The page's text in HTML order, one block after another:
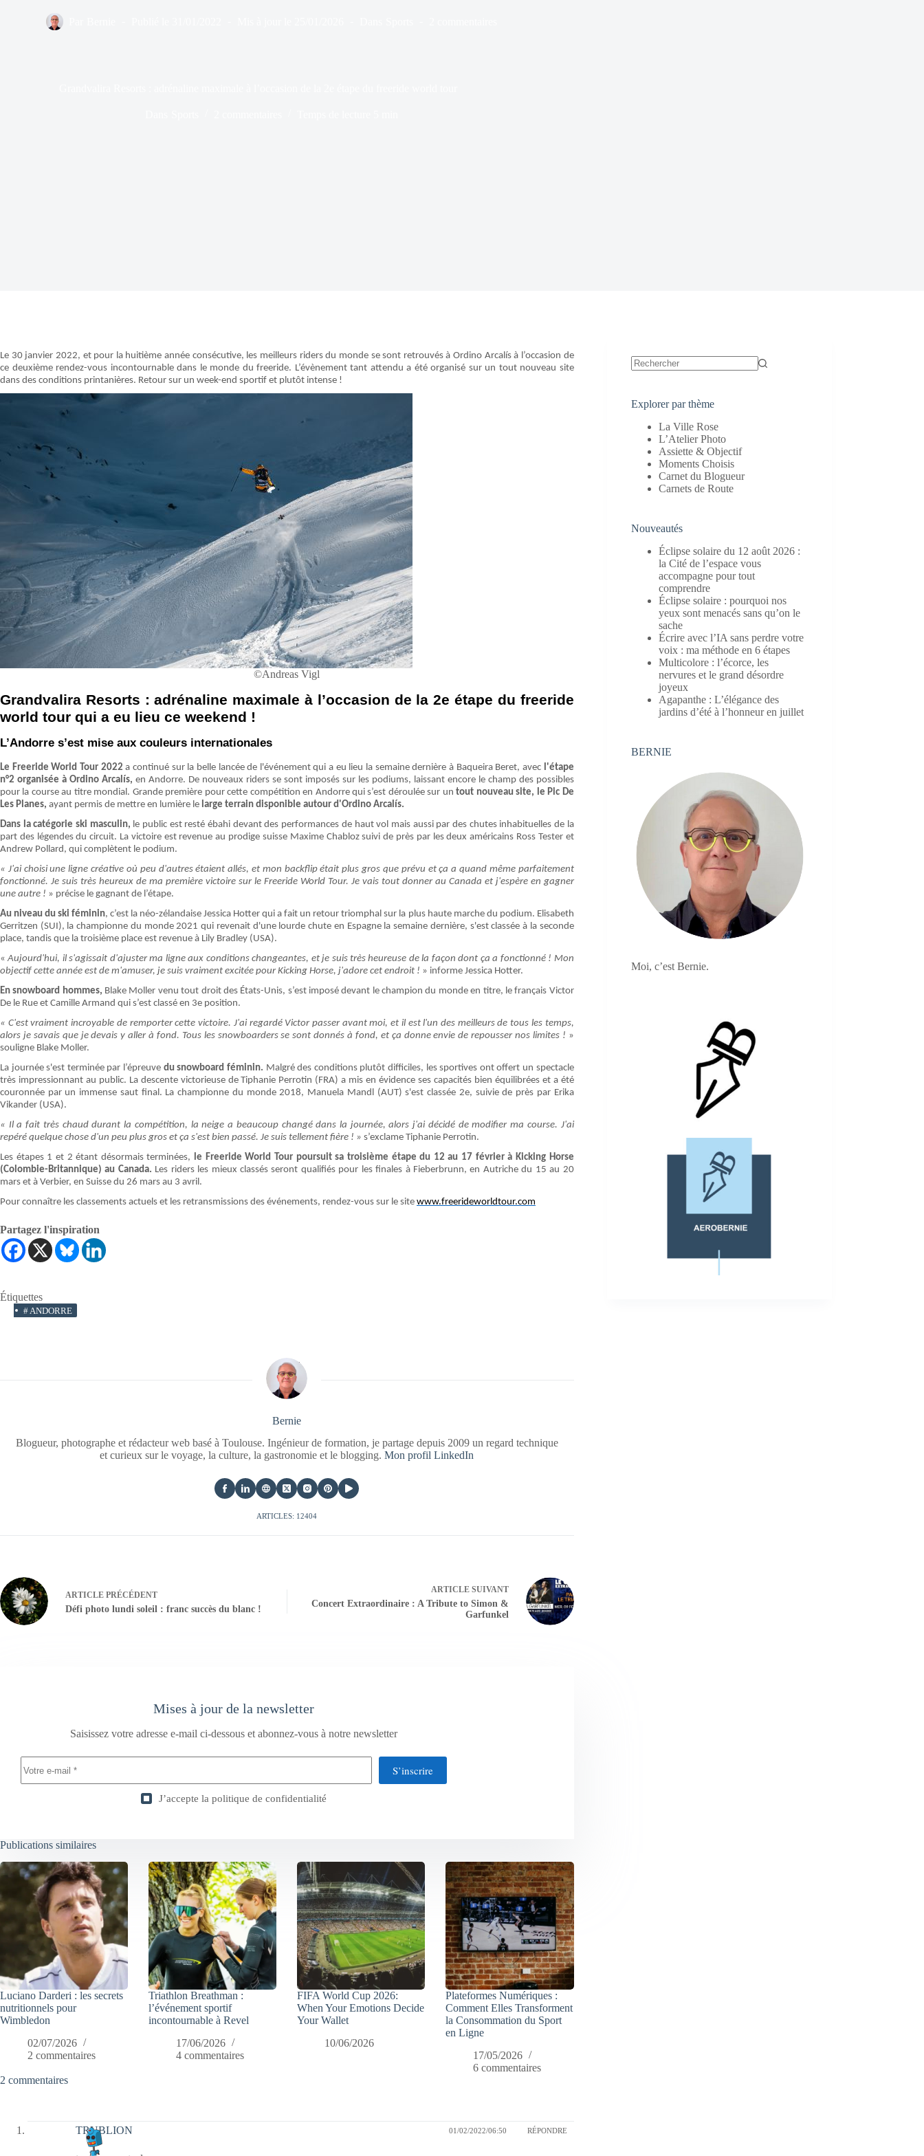
Le 30 janvier 2022, et pour la huitième année consécutive, les meilleurs riders du monde se sont retrouvés à Ordino Arcalís à l’occasion de
ce deuxième rendez-vous incontournable dans le monde du freeride. L’évènement tant attendu a été organisé sur un tout nouveau site
dans des conditions printanières. Retour sur un week-end sportif et plutôt intense !
©Andreas Vigl
Grandvalira Resorts : adrénaline maximale à l’occasion de la 2e étape du freeride
world tour qui a eu lieu ce weekend !
L’Andorre s’est mise aux couleurs internationales
Le Freeride World Tour 2022a continué sur la belle lancée de l'événement qui a eu lieu la semaine dernière à Baqueira Beret, avec l'étape
n°2 organisée à Ordino Arcalís, en Andorre. De nouveaux riders se sont imposés sur les podiums, laissant encore le champ des possibles
pour la course au titre mondial. Grande première pour cette compétition en Andorre qui s’est déroulée sur untout nouveau site, le Pic De
Les Planes, ayant permis de mettre en lumière le large terrain disponible autour d'Ordino Arcalís.
Dans la catégorie ski masculin, le public est resté ébahi devant des performances de haut vol mais aussi par des chutes inhabituelles de la
part des légendes du circuit. La victoire est revenue au prodige suisse Maxime Chabloz suivi de près par les deux américains Ross Tester et
Andrew Pollard, qui complètent le podium.
« J'ai choisi une ligne créative où peu d'autres étaient allés, et mon backflip était plus gros que prévu et ça a quand même parfaitement
fonctionné. Je suis très heureux de ma première victoire sur le Freeride World Tour. Je vais tout donner au Canada et j'espère en gagner
une autre ! » précise le gagnant de l’étape.
Au niveau du ski féminin, c’est la néo-zélandaise Jessica Hotter qui a fait un retour triomphal sur la plus haute marche du podium. Elisabeth
Gerritzen (SUI), la championne du monde 2021 qui revenait d'une lourde chute en Espagne la semaine dernière, s'est classée à la seconde
place, tandis que la troisième place est revenue à Lily Bradley (USA).
«Aujourd'hui, il s'agissait d'ajuster ma ligne aux conditions changeantes, et je suis très heureuse de la façon dont ça a fonctionné ! Mon
objectif cette année est de m'amuser, je suis vraiment excitée pour Kicking Horse, j'adore cet endroit ! » informe Jessica Hotter.
En snowboard hommes, Blake Moller venu tout droit des États-Unis, s’est imposé devant le champion du monde en titre, le français Victor
De le Rue et Camille Armand qui s’est classé en 3e position.
« C'est vraiment incroyable de remporter cette victoire. J'ai regardé Victor passer avant moi, et il est l'un des meilleurs de tous les temps,
alors je savais que je devais y aller à fond. Tous les snowboarders se sont donnés à fond, et ça donne envie de repousser nos limites ! »
souligne Blake Moller.
La journée s'est terminée par l’épreuve du snowboard féminin. Malgré des conditions plutôt difficiles, les sportives ont offert un spectacle
très impressionnant au public. La descente victorieuse de Tiphanie Perrotin (FRA) a mis en évidence ses capacités bien équilibrées et a été
couronnée par un immense saut final. La championne du monde 2018, Manuela Mandl (AUT) s'est classée 2e, suivie de près par Erika
Vikander (USA).
« Il a fait très chaud durant la compétition, la neige a beaucoup changé dans la journée, alors j'ai décidé de modifier ma course. J'ai
repéré quelque chose d'un peu plus gros et ça s'est bien passé. Je suis tellement fière ! » s’exclame Tiphanie Perrotin.
Les étapes 1 et 2 étant désormais terminées,
le Freeride World Tour poursuit sa troisième étape du 12 au 17 février à Kicking Horse
(Colombie-Britannique) au Canada. Les riders les mieux classés seront qualifiés pour les finales à Fieberbrunn, en Autriche du 15 au 20
mars et à Verbier, en Suisse du 26 mars au 3 avril.
Pour connaître les classements actuels et les retransmissions des événements, rendez-vous sur le site www.freerideworldtour.com
Partagez l'inspiration
Étiquettes
# ANDORRE
Bernie
Blogueur, photographe et rédacteur web basé à Toulouse. Ingénieur de formation, je partage depuis 2009 un regard technique
et curieux sur le voyage, la culture, la gastronomie et le blogging.Mon profil LinkedIn
ARTICLES: 12404
ARTICLE PRÉCÉDENT
Défi photo lundi soleil : franc succès du blanc !
ARTICLESUIVANT
Concert Extraordinaire : A Tribute to Simon &
Garfunkel
Mises à jour de la newsletter
Saisissez votre adresse e-mail ci-dessous et abonnez-vous à notre newsletter
S’inscrire
J’accepte la politique de confidentialité
Publications similaires
Luciano Darderi : les secrets
nutritionnels pour
Wimbledon
02/07/2026
2 commentaires
Triathlon Breathman :
l’événement sportif
incontournable à Revel
17/06/2026
4 commentaires
FIFA World Cup 2026:
When Your Emotions Decide
Your Wallet
10/06/2026
Plateformes Numériques :
Comment Elles Transforment
la Consommation du Sport
en Ligne
17/05/2026
6 commentaires
2 commentaires
TRUBLION 01/02/2022/06:50 RÉPONDRE
Explorer par thème
La Ville Rose
L’Atelier Photo
Assiette & Objectif
Moments Choisis
Carnet du Blogueur
Carnets de Route
Nouveautés
Éclipse solaire du 12 août 2026 :
la Cité de l’espace vous
accompagne pour tout
comprendre
Éclipse solaire : pourquoi nos
yeux sont menacés sans qu’on le
sache
Écrire avec l’IA sans perdre votre
voix : ma méthode en 6 étapes
Multicolore : l’écorce, les
nervures et le grand désordre
joyeux
Agapanthe : L’élégance des
jardins d’été à l’honneur en juillet
BERNIE
Moi, c’est Bernie.